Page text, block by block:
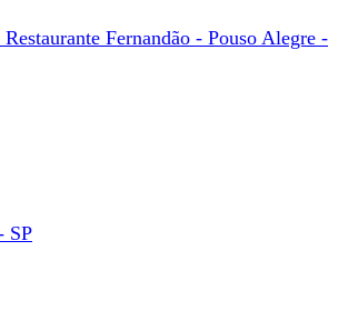
Fernandão - Pouso Alegre -
SP